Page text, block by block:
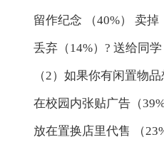
留作纪念 （40%） 卖掉
丢弃（14%）? 送给同学
（2）如果你有闲置物
在校园内张贴广告（
放在置换店里代售 （